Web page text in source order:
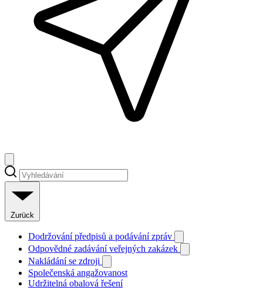
Zurück
Dodržování předpisů a podávání zpráv
Odpovědné zadávání veřejných zakázek
Nakládání se zdroji
Společenská angažovanost
Udržitelná obalová řešení